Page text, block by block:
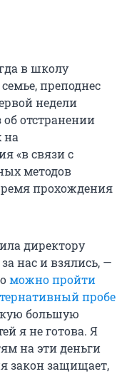
в школу
преподнес
недели
отстранении
на
«в связи с
методов
прохождения
директору
нас и взялись, —
можно пройти
пробе
большую
я не готова. Я
на эти деньги
закон защищает,